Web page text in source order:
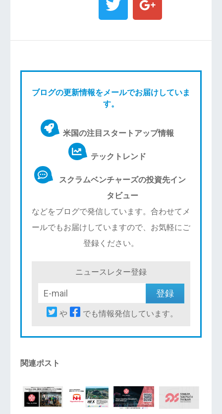
ブログの更新情報をメールでお届けしていま
す。
米国の注目スタートアップ情報
テックトレンド
スクラムベンチャーズの投資先イン
タビュー
などをブログで発信しています。合わせてメ
ールでもお届けしていますので、お気軽にご
登録ください。
ニュースレター登録
や でも情報発信しています。
関連ポスト